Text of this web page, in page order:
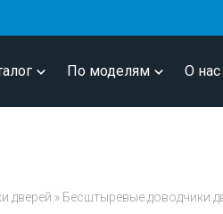
По моделям О нас
дверей » Беcштыревые доводчики